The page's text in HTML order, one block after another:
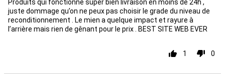
Produits qui fonctionne super bien livraison en moins de 24h ,
juste dommage qu’on ne peux pas choisir le grade du niveau de
reconditionnement . Le mien a quelque impact et rayure à
l’arrière mais rien de gênant pour le prix . BEST SITE WEB EVER
1 0